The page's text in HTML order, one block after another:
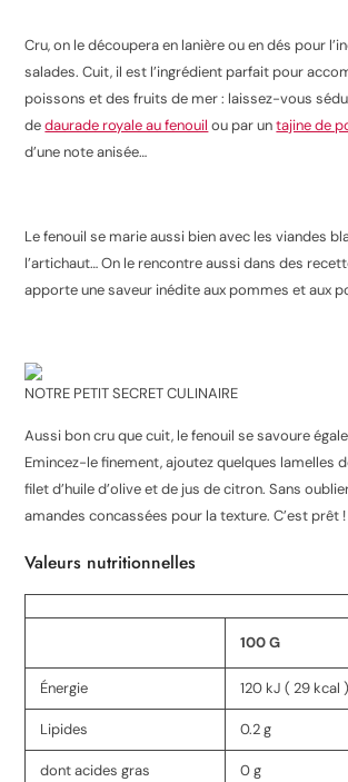
Cru, on le découpera en lanière ou en dés pour
salades. Cuit, il est l’ingrédient parfait pour
poissons et des fruits de mer : laissez-vous
dedaurade royale au fenouil ou par untajine de
d’une note anisée…
Le fenouil se marie aussi bien avec les viandes
l’artichaut… On le rencontre aussi dans des
apporte une saveur inédite aux pommes et aux
NOTRE PETIT SECRET CULINAIRE
Aussi bon cru que cuit, le fenouil se savoure
Emincez-le finement, ajoutez quelques lamelles
filet d’huile d’olive et de jus de citron. Sans
amandes concassées pour la texture. C’est prêt !
Valeurs nutritionnelles
100 G
Énergie 120 kJ ( 29 kcal )
Lipides 0.2 g
dont acides gras 0 g